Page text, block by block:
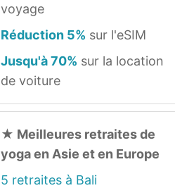
voyage
Réduction 5% sur l'eSIM
Jusqu'à 70% sur la location
de voiture
★ Meilleures retraites de
yoga en Asie et en Europe
5 retraites à Bali